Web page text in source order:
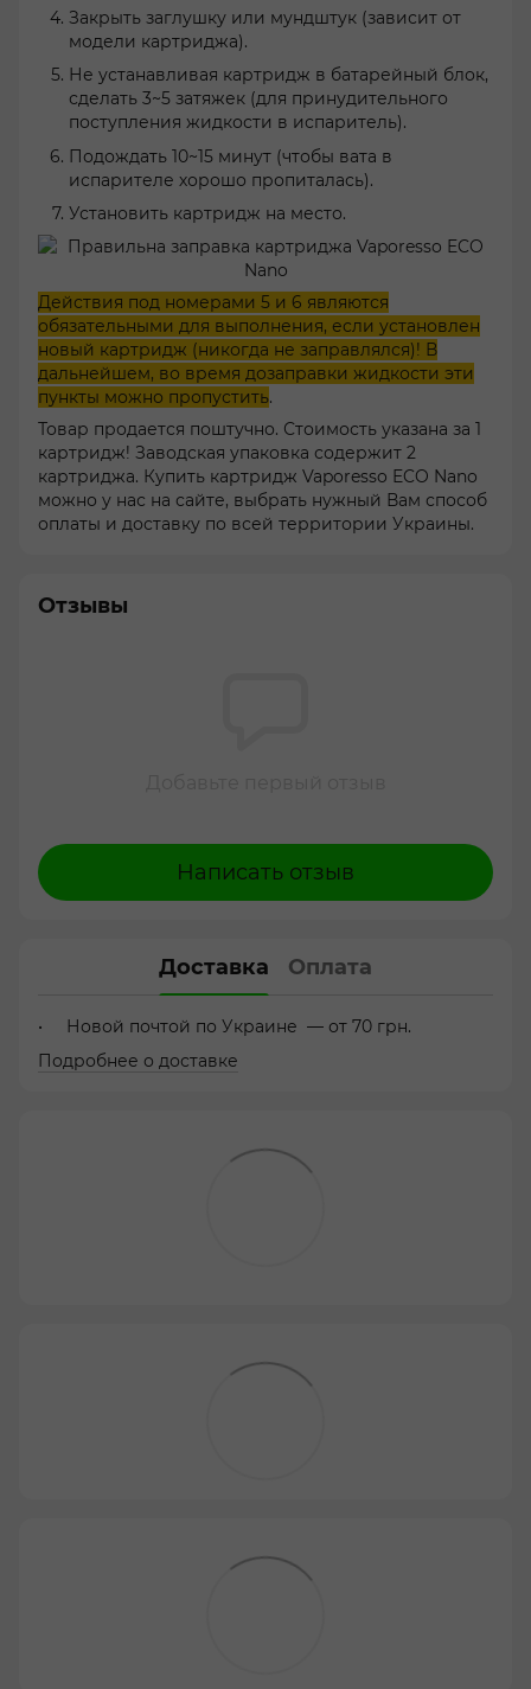
Закрыть заглушку или мундштук (зависит от
модели картриджа).
Не устанавливая картридж в батарейный блок,
сделать 3~5 затяжек (для принудительного
поступления жидкости в испаритель).
Подождать 10~15 минут (чтобы вата в
испарителе хорошо пропиталась).
Установить картридж на место.
Действия под номерами 5 и 6 являются
обязательными для выполнения, если установлен
новый картридж (никогда не заправлялся)! В
дальнейшем, во время дозаправки жидкости эти
пункты можно пропустить.
Товар продается поштучно. Стоимость указана за 1
картридж! Заводская упаковка содержит 2
картриджа. Купить картридж Vaporesso ECO Nano
можно у нас на сайте, выбрать нужный Вам способ
оплаты и доставку по всей территории Украины.
Отзывы
Написать отзыв
Доставка Оплата
Новой почтой по Украине — от 70 грн.
Подробнее о доставке